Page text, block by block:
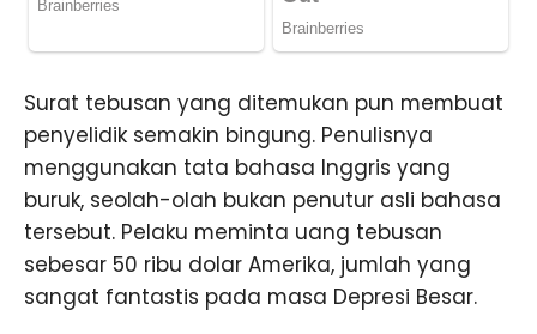
Surat tebusan yang ditemukan pun membuat
penyelidik semakin bingung. Penulisnya
menggunakan tata bahasa Inggris yang
buruk, seolah-olah bukan penutur asli bahasa
tersebut. Pelaku meminta uang tebusan
sebesar 50 ribu dolar Amerika, jumlah yang
sangat fantastis pada masa Depresi Besar.